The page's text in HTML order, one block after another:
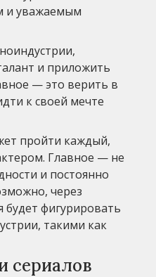
и уважаемым
и приложить
— это верить в
к своей мечте
пройти каждый,
Главное — не
и постоянно
через
фигурировать
такими как
сериалов